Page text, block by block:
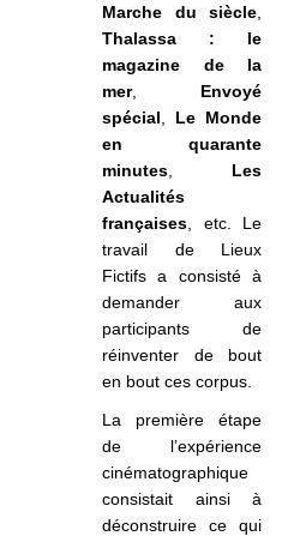
Marche du siècle
Thalassa : le
magazine de la
mer, Envoyé
spécial
Le Monde
en quarante
minutes
Les
Actualités
françaises , etc. Le
travail de Lieux
Fictifs a consisté à
demander aux
participants de
réinventer de bout
en bout ces corpus.
La première étape
de l’expérience
cinématographique
consistait ainsi à
déconstruire ce qui